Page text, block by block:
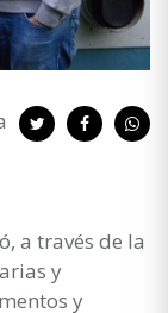
a través de la
y
y